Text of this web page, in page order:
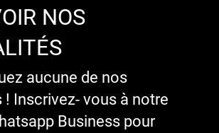
NOS
aucune de nos
Inscrivez- vous à notre
Business pour